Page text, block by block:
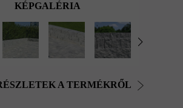
KÉPGALÉRIA
A TERMÉKRŐL